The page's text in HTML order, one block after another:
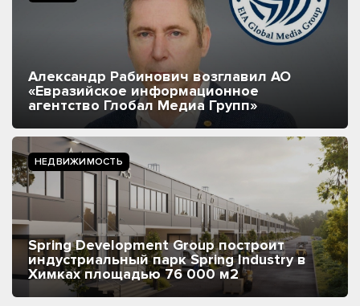
Александр Рабинович возглавил АО
«Евразийское информационное
агентство Глобал Медиа Групп»
НЕДВИЖИМОСТЬ
Spring Development Group построит
индустриальный парк Spring Industry в
Химках площадью 76 000 м2